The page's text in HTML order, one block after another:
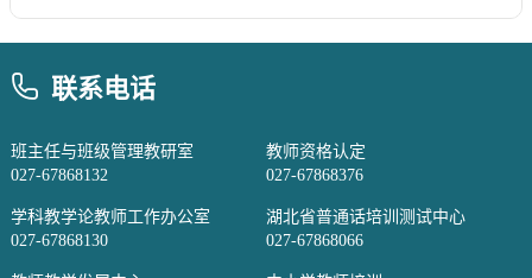
联系电话
班主任与班级管理教研室
027-67868132
教师资格认定
027-67868376
学科教学论教师工作办公室
027-67868130
湖北省普通话培训测试中心
027-67868066